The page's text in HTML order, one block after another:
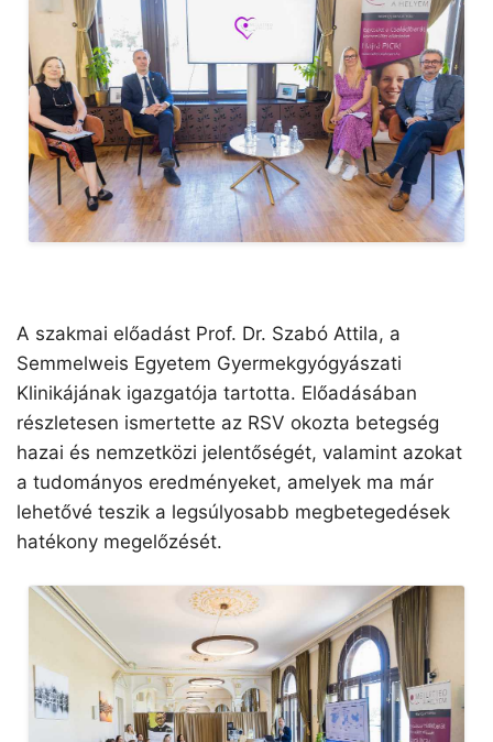
A szakmai előadást Prof. Dr. Szabó Attila, a
Semmelweis Egyetem Gyermekgyógyászati
Klinikájának igazgatója tartotta. Előadásában
részletesen ismertette az RSV okozta betegség
hazai és nemzetközi jelentőségét, valamint azokat
a tudományos eredményeket, amelyek ma már
lehetővé teszik a legsúlyosabb megbetegedések
hatékony megelőzését.